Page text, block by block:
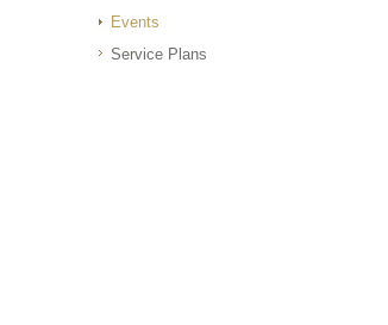
Events
Service Plans